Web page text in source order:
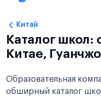
Китай
Каталог школ:
Китае,
Образовательная
обширный каталог